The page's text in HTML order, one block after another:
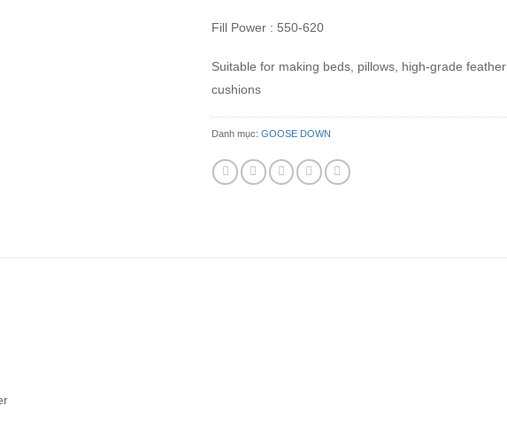
Fill Power : 550-620
Suitable for making beds, pillows, high-grade feather
cushions
Danh mục: GOOSE DOWN